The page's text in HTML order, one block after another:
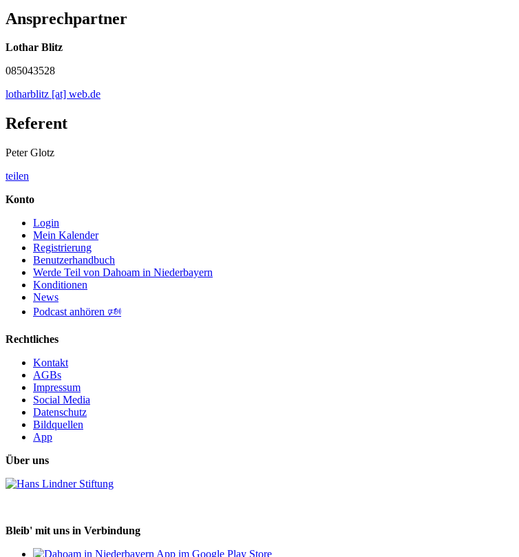
Ansprechpartner
Lothar Blitz
085043528
lotharblitz [at] web.de
Referent
Peter Glotz
teilen
Konto
Login
Mein Kalender
Registrierung
Benutzerhandbuch
Werde Teil von Dahoam in Niederbayern
Konditionen
News
Podcast anhören 🕬
Rechtliches
Kontakt
AGBs
Impressum
Social Media
Datenschutz
Bildquellen
App
Über uns
Bleib' mit uns in Verbindung